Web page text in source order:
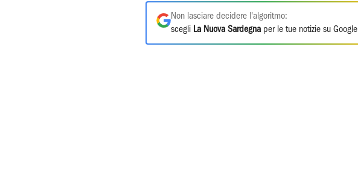
Non lasciare decidere l'algoritmo:
scegli La Nuova Sardegna per le tue notizie su Google